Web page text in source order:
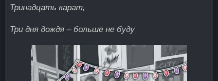
Тринадцать карат,
Три дня дождя – больше не буду